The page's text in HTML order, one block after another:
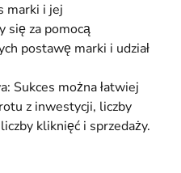
marki i jej
się za pomocą
postawę marki i udział
Sukces można łatwiej
z inwestycji, liczby
kliknięć i sprzedaży.